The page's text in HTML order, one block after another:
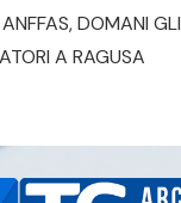
DOMANI GLI
A RAGUSA